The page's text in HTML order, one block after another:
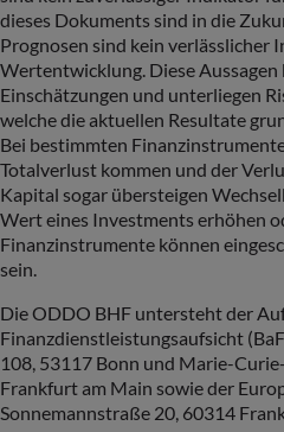
dieses Dokuments sind in die
Prognosen sind kein verlässlicher
Wertentwicklung. Diese Aussagen
Einschätzungen und unterliegen
welche die aktuellen Resultate
Bei bestimmten
Totalverlust kommen und der
Kapital sogar übersteigen
Wert eines Investments erhöhen
Finanzinstrumente können
sein.
Die ODDO BHF untersteht der
Finanzdienstleistungsaufsicht
108, 53117 Bonn und Marie-
Frankfurt am Main sowie der
Sonnemannstraße 20, 60314